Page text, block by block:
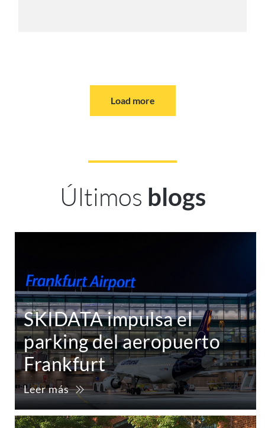
Load more
Últimos blogs
SKIDATA impulsa el
parking del aeropuerto
Frankfurt
Leer más